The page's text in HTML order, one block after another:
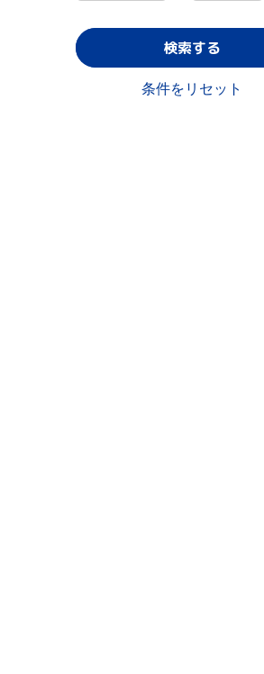
検索する
条件をリセット